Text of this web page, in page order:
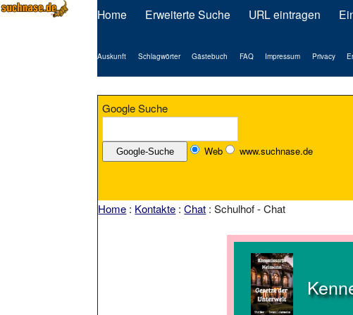
Home Erweiterte Suche URL eintragen
Auskunft Schlagwörter Gästebuch FAQ Impressum Privacy
Google Suche
Web www.suchnase.de
Home : Kontakte :Chat : Schulhof - Chat